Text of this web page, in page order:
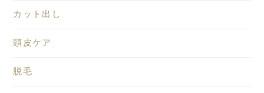
カット出し
頭皮ケア
脱毛